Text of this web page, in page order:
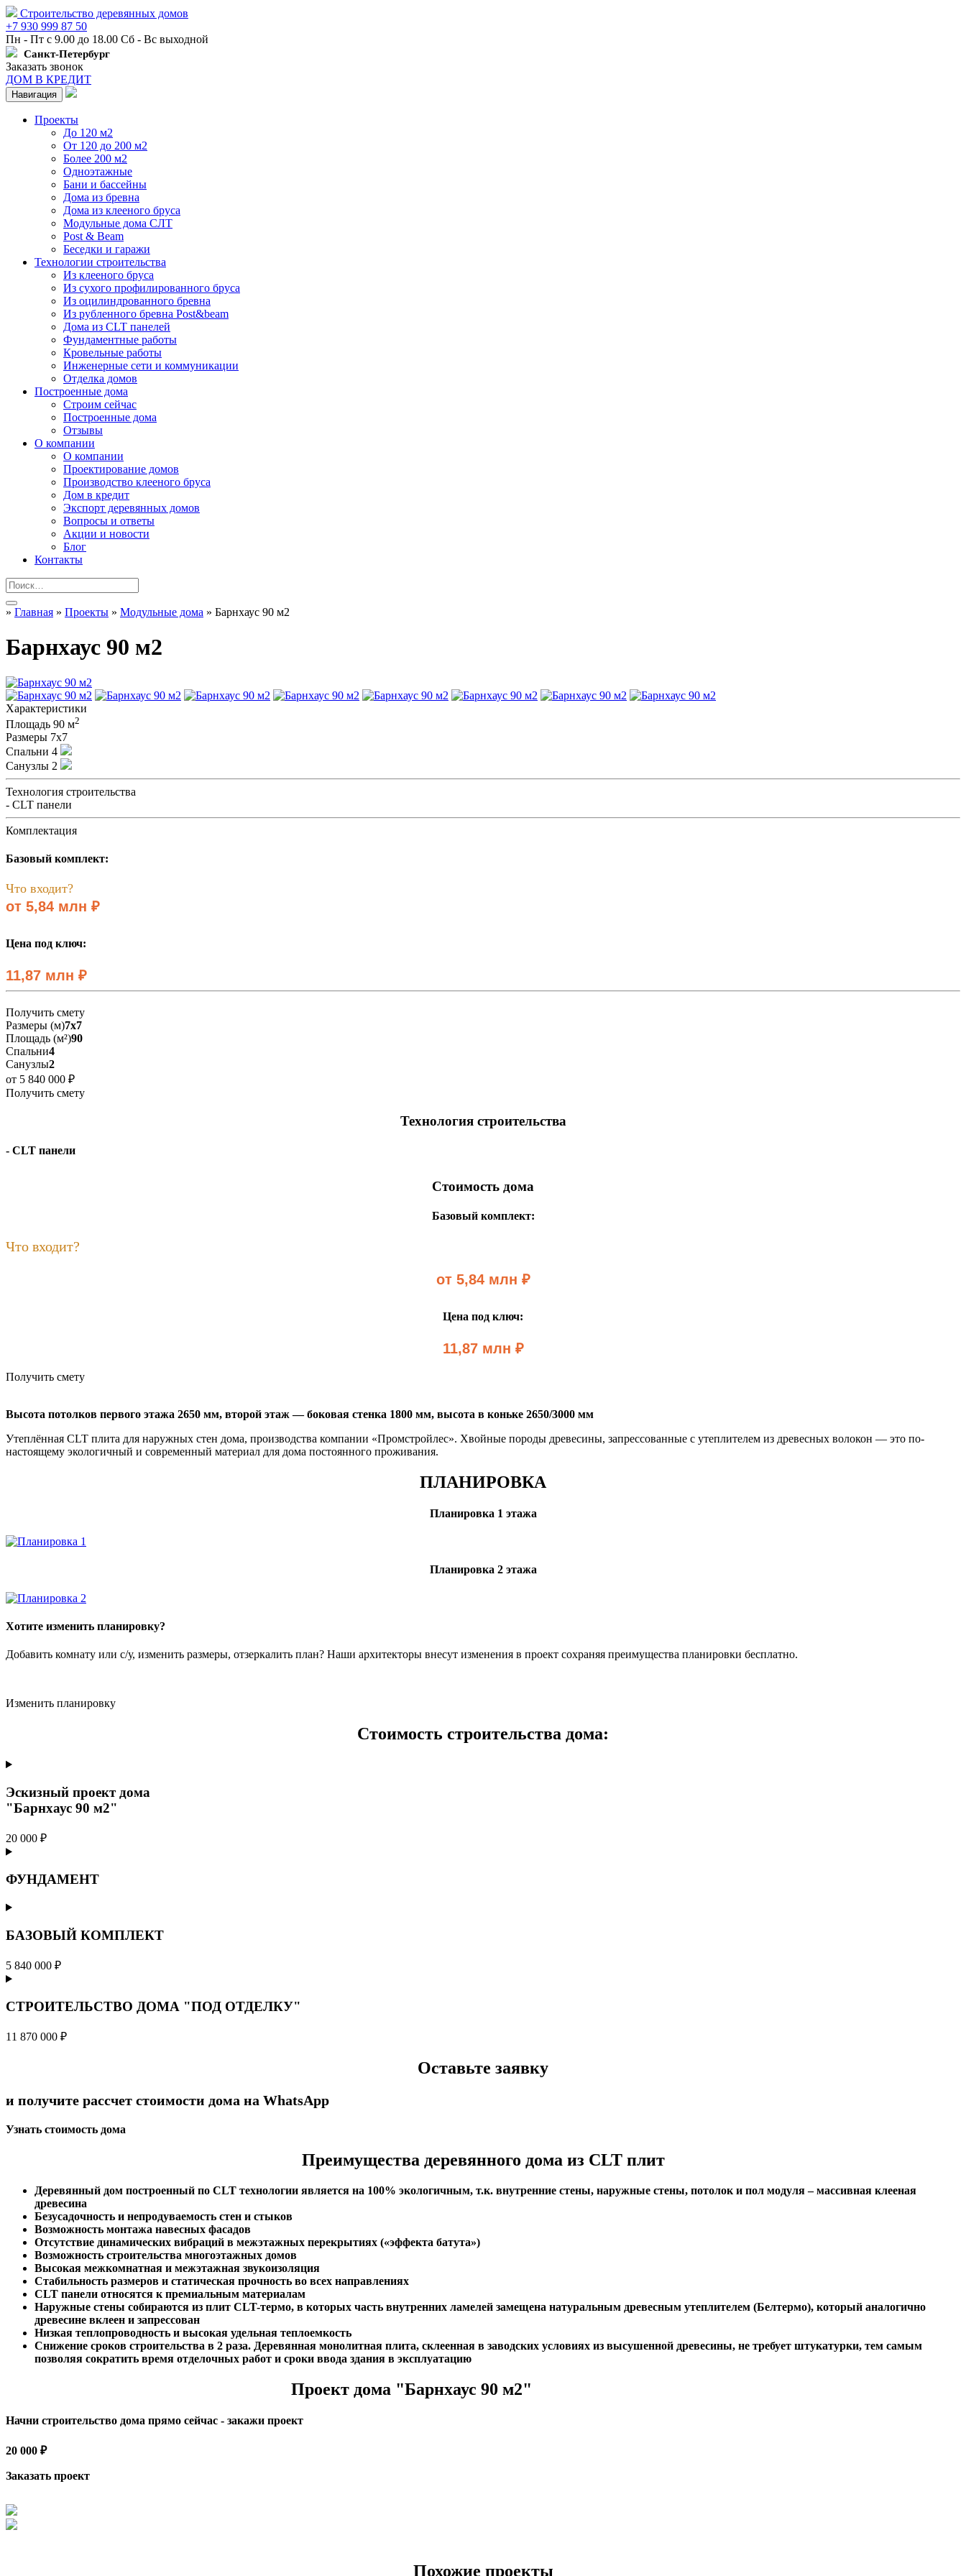
Строительство деревянных домов
+7 930 999 87 50
Пн - Пт с 9.00 до 18.00 Сб - Вс выходной
Санкт-Петербург
Заказать звонок
ДОМ В КРЕДИТ
Навигация
Проекты
До 120 м2
От 120 до 200 м2
Более 200 м2
Одноэтажные
Бани и бассейны
Дома из бревна
Дома из клееного бруса
Модульные дома СЛТ
Post & Beam
Беседки и гаражи
Технологии строительства
Из клееного бруса
Из сухого профилированного бруса
Из оцилиндрованного бревна
Из рубленного бревна Post&beam
Дома из CLT панелей
Фундаментные работы
Кровельные работы
Инженерные сети и коммуникации
Отделка домов
Построенные дома
Строим сейчас
Построенные дома
Отзывы
О компании
О компании
Проектирование домов
Производство клееного бруса
Дом в кредит
Экспорт деревянных домов
Вопросы и ответы
Акции и новости
Блог
Контакты
» Главная » Проекты » Модульные дома » Барнхаус 90 м2
Барнхаус 90 м2
Характеристики
Площадь 90 м2
Размеры 7x7
Спальни 4
Санузлы 2
Технология строительства
- CLT панели
Комплектация
Базовый комплект:
Что входит?
от 5,84 млн ₽
Цена под ключ:
11,87 млн ₽
Получить смету
Размеры (м)7x7
Площадь (м²)90
Спальни4
Санузлы2
от 5 840 000 ₽
Получить смету
Технология строительства
- CLT панели
Стоимость дома
Базовый комплект:
Что входит?
от 5,84 млн ₽
Цена под ключ:
11,87 млн ₽
Получить смету
Высота потолков первого этажа 2650 мм, второй этаж — боковая стенка 1800 мм, высота в коньке 2650/3000 мм
Утеплённая CLT плита для наружных стен дома, производства компании «Промстройлес». Хвойные породы древесины, запрессованные с утеплителем из древесных волокон — это по-
настоящему экологичный и современный материал для дома постоянного проживания.
ПЛАНИРОВКА
Планировка 1 этажа
Планировка 2 этажа
Хотите изменить планировку?
Добавить комнату или с/у, изменить размеры, отзеркалить план? Наши архитекторы внесут изменения в проект сохраняя преимущества планировки бесплатно.
Изменить планировку
Стоимость строительства дома:
Эскизный проект дома
"Барнхаус 90 м2"
20 000 ₽
ФУНДАМЕНТ
БАЗОВЫЙ КОМПЛЕКТ
5 840 000 ₽
СТРОИТЕЛЬСТВО ДОМА "ПОД ОТДЕЛКУ"
11 870 000 ₽
Оставьте заявку
и получите рассчет стоимости дома на WhatsApp
Узнать стоимость дома
Преимущества деревянного дома из CLT плит
Деревянный дом построенный по CLT технологии является на 100% экологичным, т.к. внутренние стены, наружные стены, потолок и пол модуля – массивная клееная
древесина
Безусадочность и непродуваемость стен и стыков
Возможность монтажа навесных фасадов
Отсутствие динамических вибраций в межэтажных перекрытиях («эффекта батута»)
Возможность строительства многоэтажных домов
Высокая межкомнатная и межэтажная звукоизоляция
Стабильность размеров и статическая прочность во всех направлениях
CLT панели относятся к премиальным материалам
Наружные стены собираются из плит CLT-термо, в которых часть внутренних ламелей замещена натуральным древесным утеплителем (Белтермо), который аналогично
древесине вклеен и запрессован
Низкая теплопроводность и высокая удельная теплоемкость
Снижение сроков строительства в 2 раза. Деревянная монолитная плита, склеенная в заводских условиях из высушенной древесины, не требует штукатурки, тем самым
позволяя сократить время отделочных работ и сроки ввода здания в эксплуатацию
Проект дома "Барнхаус 90 м2"
Начни строительство дома прямо сейчас - закажи проект
20 000 ₽
Заказать проект
Похожие проекты